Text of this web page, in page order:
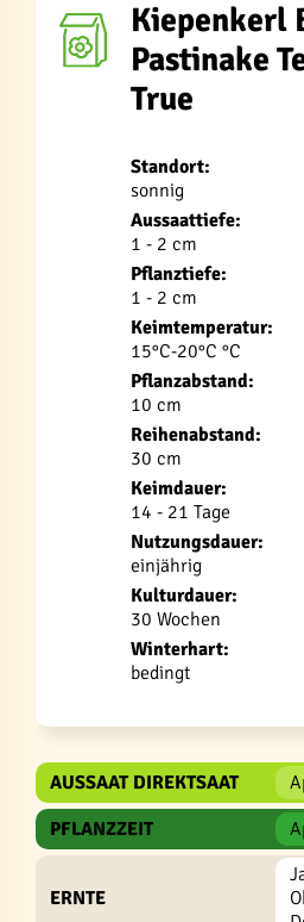
Kiepenkerl
Pastinake
True
Standort:
sonnig
Aussaattiefe:
1 - 2 cm
Pflanztiefe:
1 - 2 cm
Keimtemperatur:
15°C-20°C °C
Pflanzabstand:
10 cm
Reihenabstand:
30 cm
Keimdauer:
14 - 21 Tage
Nutzungsdauer:
einjährig
Kulturdauer:
30 Wochen
Winterhart:
bedingt
AUSSAAT DIREKTSAAT
PFLANZZEIT
ERNTE